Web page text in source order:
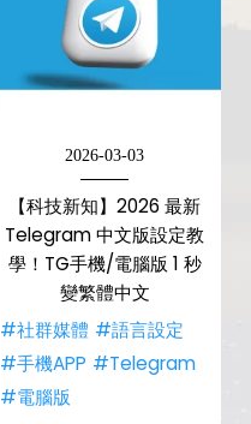
2026-03-03
【科技新知】2026 最新
Telegram 中文版設定教
學！TG手機/電腦版 1 秒
變繁體中文
#社群媒體 #語言設定
#手機APP #Telegram
#電腦版